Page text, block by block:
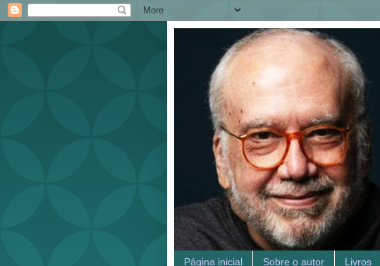
Página inicial Sobre o autor Livros